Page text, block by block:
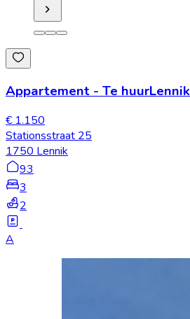
Appartement - Te huurLennik
€ 1.150
Stationsstraat 25
1750 Lennik
93
3
2
A